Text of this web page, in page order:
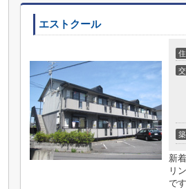
エストクール
新
リ
で